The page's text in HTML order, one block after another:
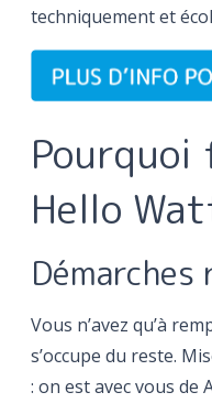
techniquement et
Hello
Démarches
Vous n’avez qu’à
s’occupe du reste.
: on est avec vous de